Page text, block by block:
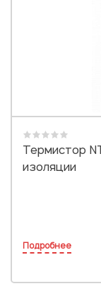
Термистор
изоляции
Подробнее